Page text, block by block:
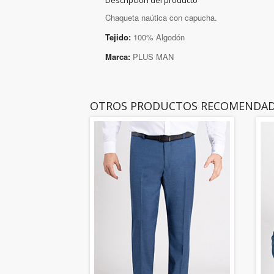
Chaqueta naútica con capucha.
Tejido: 100% Algodón
Marca: PLUS MAN
OTROS PRODUCTOS